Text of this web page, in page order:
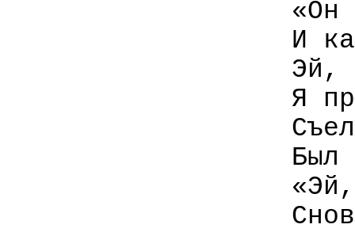
«Он
И
Эй,
Я
Был